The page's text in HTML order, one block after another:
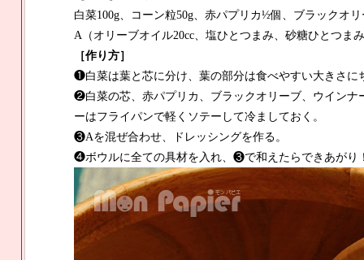
白菜100g、コーン粒50g、赤パプリカ½個、ブラックオ
A（オリーブオイル20cc、塩ひとつまみ、砂糖ひとつま
［作り方］
❶白菜は葉と芯に分け、葉の部分は食べやすい大きさに
❷白菜の芯、赤パプリカ、ブラックオリーブ、ウインナ
ーはフライパンで軽くソテーして冷ましておく。
❸Aを混ぜ合わせ、ドレッシングを作る。
❹ボウルに全ての具材を入れ、❸で和えたらできあがり